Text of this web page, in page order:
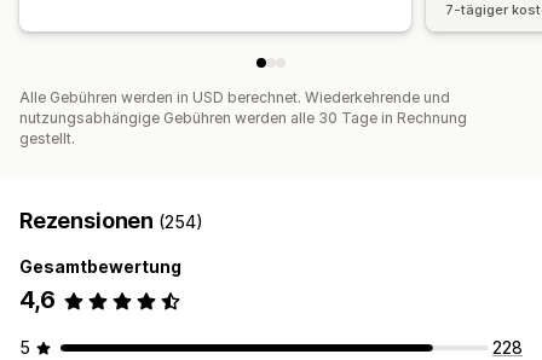
7-tägiger
Alle Gebühren werden in USD berechnet. Wiederkehrende und
nutzungsabhängige Gebühren werden alle 30 Tage in Rechnung
gestellt.
Rezensionen (254)
Gesamtbewertung
4,6
5
228